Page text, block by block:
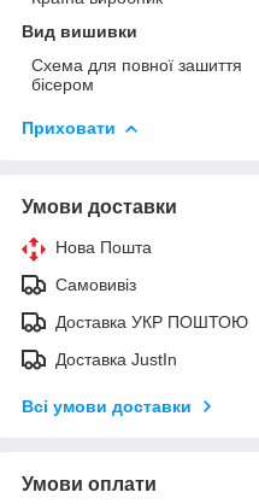
Вид вишивки
Схема для повної зашиття
бісером
Приховати
Умови доставки
Нова Пошта
Самовивіз
Доставка УКР ПОШТОЮ
Доставка JustIn
Всі умови доставки
Умови оплати